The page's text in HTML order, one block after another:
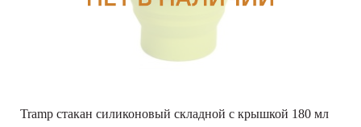
Tramp стакан силиконовый складной с крышкой 180 мл